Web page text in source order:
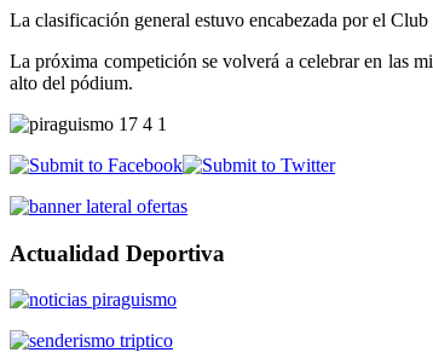
La clasificación general estuvo encabezada por el
La próxima competición se volverá a celebrar en las
alto del pódium.
Actualidad Deportiva